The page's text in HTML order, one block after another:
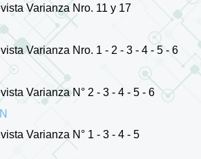
Varianza Nro. 11 y 17
Varianza Nro. 1 - 2 - 3 - 4 - 5 - 6
Varianza N° 2 - 3 - 4 - 5 - 6
Varianza N° 1 - 3 - 4 - 5